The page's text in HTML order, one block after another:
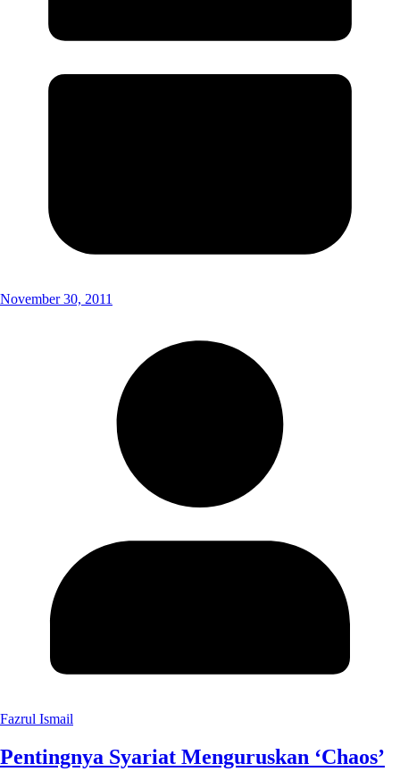
November 30, 2011
Fazrul Ismail
Pentingnya Syariat Menguruskan ‘Chaos’